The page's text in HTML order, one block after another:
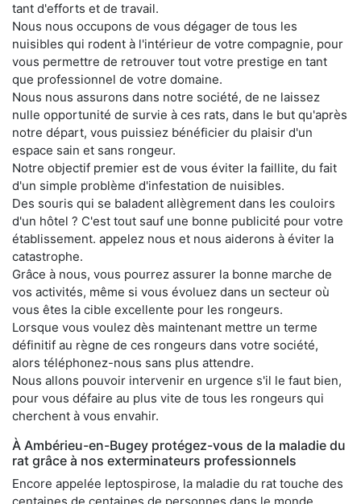
tant d'efforts et de travail.
Nous nous occupons de vous dégager de tous les
nuisibles qui rodent à l'intérieur de votre compagnie, pour
vous permettre de retrouver tout votre prestige en tant
que professionnel de votre domaine.
Nous nous assurons dans notre société, de ne laissez
nulle opportunité de survie à ces rats, dans le but qu'après
notre départ, vous puissiez bénéficier du plaisir d'un
espace sain et sans rongeur.
Notre objectif premier est de vous éviter la faillite, du fait
d'un simple problème d'infestation de nuisibles.
Des souris qui se baladent allègrement dans les couloirs
d'un hôtel ? C'est tout sauf une bonne publicité pour votre
établissement. appelez nous et nous aiderons à éviter la
catastrophe.
Grâce à nous, vous pourrez assurer la bonne marche de
vos activités, même si vous évoluez dans un secteur où
vous êtes la cible excellente pour les rongeurs.
Lorsque vous voulez dès maintenant mettre un terme
définitif au règne de ces rongeurs dans votre société,
alors téléphonez-nous sans plus attendre.
Nous allons pouvoir intervenir en urgence s'il le faut bien,
pour vous défaire au plus vite de tous les rongeurs qui
cherchent à vous envahir.
À Ambérieu-en-Bugey protégez-vous de la maladie du
rat grâce à nos exterminateurs professionnels
Encore appelée leptospirose, la maladie du rat touche des